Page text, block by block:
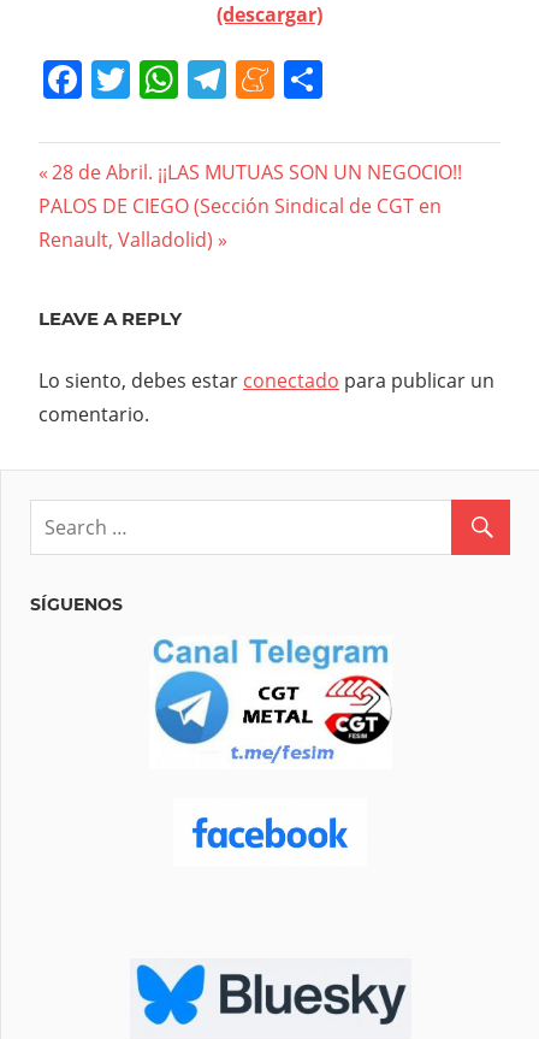
(descargar)
Facebook
Twitter
WhatsApp
Telegram
Meneame
Navegación
de
Previous
Post:
28 de Abril. ¡¡LAS MUTUAS SON UN NEGOCIO!!
Next
Post:
PALOS DE CIEGO (Sección Sindical de CGT en
Renault, Valladolid)
LEAVE A REPLY
Lo siento, debes estar conectado para publicar un
comentario.
SÍGUENOS